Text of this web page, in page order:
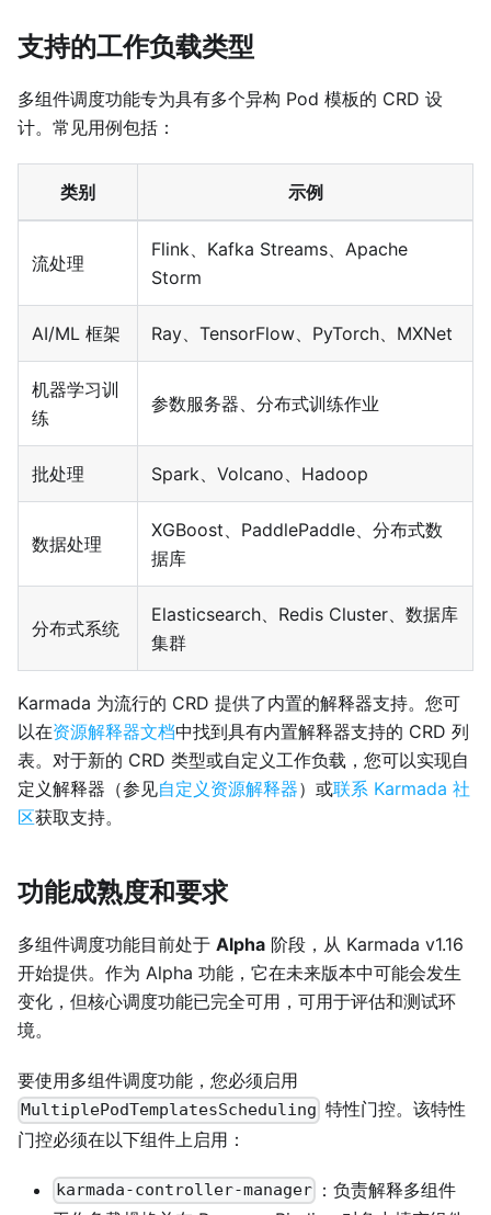
支持的工作负载类型
多组件调度功能专为具有多个异构 Pod 模板的 CRD 设
计。常见用例包括：
类别 示例
流处理
Flink、Kafka Streams、Apache
Storm
AI/ML 框架 Ray、TensorFlow、PyTorch、MXNet
机器学习训
练
参数服务器、分布式训练作业
批处理 Spark、Volcano、Hadoop
数据处理
XGBoost、PaddlePaddle、分布式数
据库
分布式系统
Elasticsearch、Redis Cluster、数据库
集群
Karmada 为流行的 CRD 提供了内置的解释器支持。您可
以在资源解释器文档中找到具有内置解释器支持的 CRD 列
表。对于新的 CRD 类型或自定义工作负载，您可以实现自
定义解释器（参见自定义资源解释器）或联系 Karmada 社
区获取支持。
功能成熟度和要求
多组件调度功能目前处于 Alpha 阶段，从 Karmada v1.16
开始提供。作为 Alpha 功能，它在未来版本中可能会发生
变化，但核心调度功能已完全可用，可用于评估和测试环
境。
要使用多组件调度功能，您必须启用
MultiplePodTemplatesScheduling 特性门控。该特性
门控必须在以下组件上启用：
karmada-controller-manager ：负责解释多组件